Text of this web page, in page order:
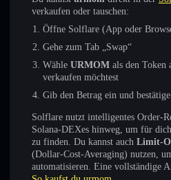
verkaufen oder tauschen:
Öffne Solflare (App oder
Gehe zum Tab „Swap“
Wähle URMOM als den Token
verkaufen möchtest
Gib den Betrag ein und
Solflare nutzt intelligentes Order-
Solana-DEXes hinweg, um für
zu finden. Du kannst auch Limit-
(Dollar-Cost-Averaging) nutzen,
automatisieren. Eine vollständige